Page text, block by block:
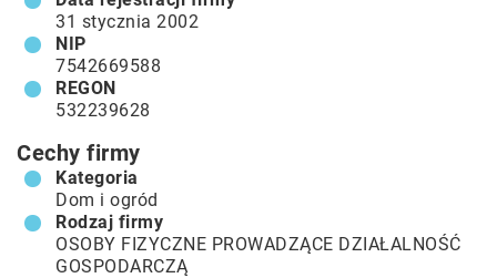
31 stycznia 2002
NIP
7542669588
REGON
532239628
Cechy firmy
Kategoria
Dom i ogród
Rodzaj firmy
OSOBY FIZYCZNE PROWADZĄCE DZIAŁALNOŚĆ
GOSPODARCZĄ